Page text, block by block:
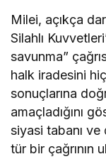
Milei, açıkça
Silahlı
savunma”
halk iradesini
sonuçlarına
amaçladığını
siyasi tabanı
tür bir çağrının